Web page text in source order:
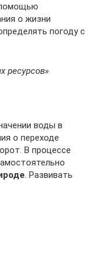
помощью
о жизни
погоду с
ресурсов»
воды в
о переходе
В процессе
. Развивать